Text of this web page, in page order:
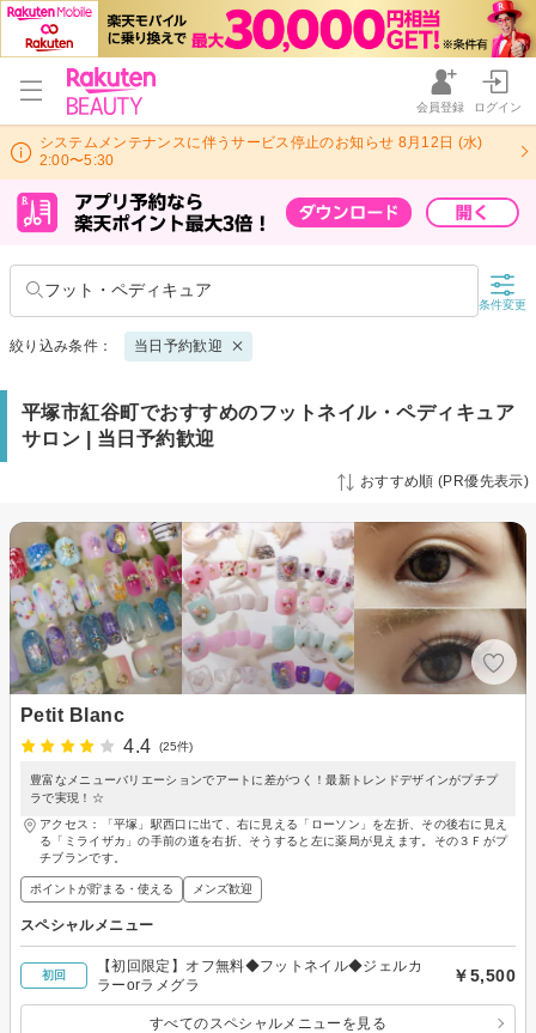
会員登録 ログイン
システムメンテナンスに伴うサービス停止のお知らせ 8月12日 (水)
2:00〜5:30
フット・ペディキュア
条件変更
絞り込み条件： 当日予約歓迎
平塚市紅谷町でおすすめのフットネイル・ペディキュア
サロン | 当日予約歓迎
おすすめ順 (PR優先表示)
Petit Blanc
4.4
(25件)
豊富なメニューバリエーションでアートに差がつく！最新トレンドデザインがプチプ
ラで実現！☆
アクセス：「平塚」駅西口に出て、右に見える「ローソン」を左折、その後右に見え
る「ミライザカ」の手前の道を右折、そうすると左に薬局が見えます。その３Ｆがプ
チブランです。
ポイントが貯まる・使える メンズ歓迎
スペシャルメニュー
初回
【初回限定】オフ無料◆フットネイル◆ジェルカ
ラーorラメグラ
￥5,500
すべてのスペシャルメニューを見る